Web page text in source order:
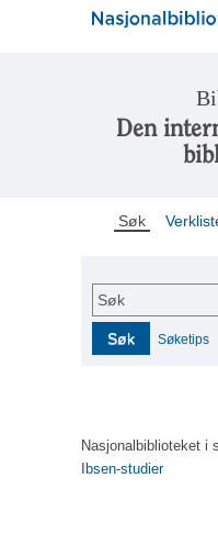
Den
Søk
Søk
Søk Søketips
Nasjonalbiblioteket i
Ibsen-studier